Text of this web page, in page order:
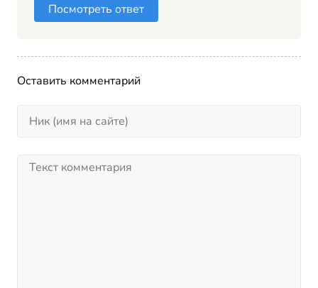
Посмотреть ответ
Оставить комментарий